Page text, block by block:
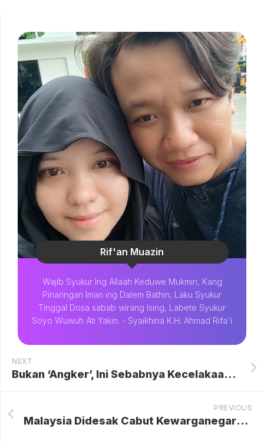
Rif'an Muazin
Wajib Syukur Ing Allaah Keduwe Mukmin, Kang
Pinaringan Iman ing Dalem Bathin, Laku Syukur
Tinggal Dosa sabab wirang Ising, Labete Syukur
Soyo Wuwuh Ati Yakin. - Syaikhina K.H. Ahmad Rifa'i
NEXT
Bukan ‘Angker’, Ini Sebabnya Kecelakaan Truk Rem Blong Terus Berulang di Cipularang
PREVIOUS
Malaysia Didesak Cabut Kewarganegaraan 7 Pemain Naturalisasi